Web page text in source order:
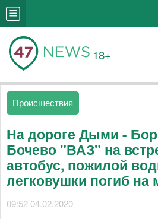
18+
Происшествия
На дороге Дыми -
Бочево "ВАЗ" на
автобус, пожилой
легковушки погиб на
09:52 04.02.2020